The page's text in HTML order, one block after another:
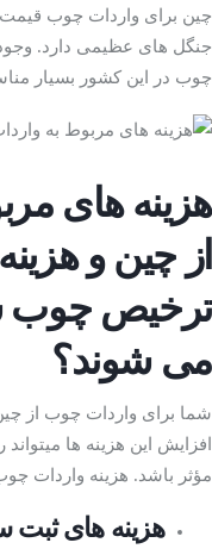
چین برای واردات چوب
جنگل­ های عظیمی دارد.
چوب در این کشور بسیار
هزینه­ های
از چین و
ترخیص چوب
می شوند؟
شما برای واردات چوب از چین
افزایش این هزینه­ ها
مؤثر باشد. هزینه واردات
هزینه ­های